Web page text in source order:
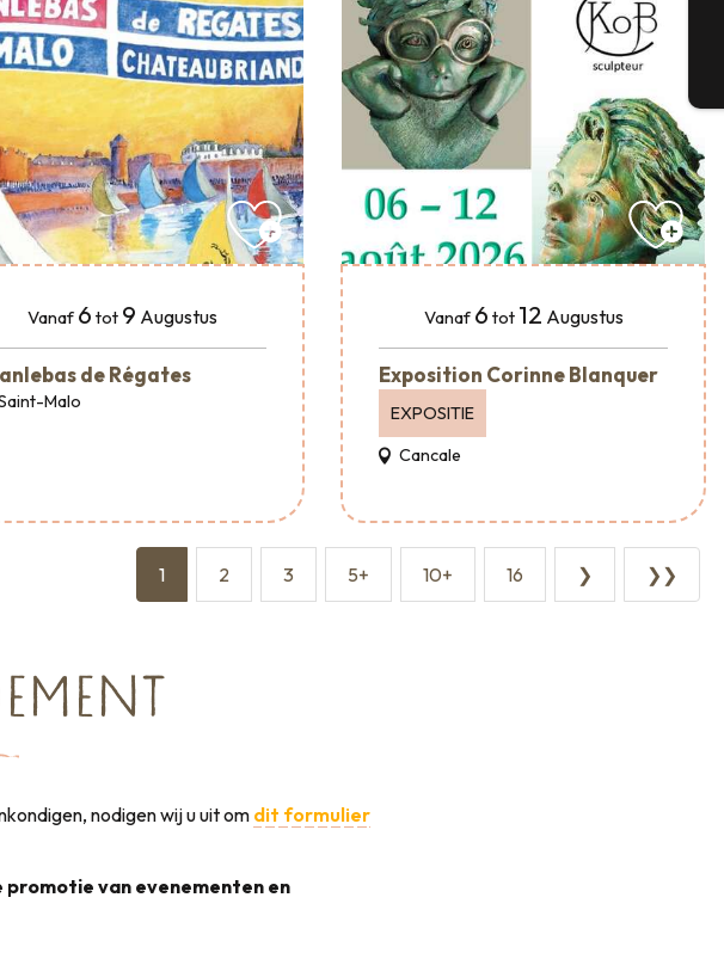
Vanaf 6 tot 9 Augustus
de Régates
Malo
Vanaf 6 tot 12 Augustus
Exposition Corinne Blanquer
EXPOSITIE
Cancale
1 2 3 5+ 10+ 16 ❯ ❯❯
nodigen wij u uit om dit formulier
promotie van evenementen en